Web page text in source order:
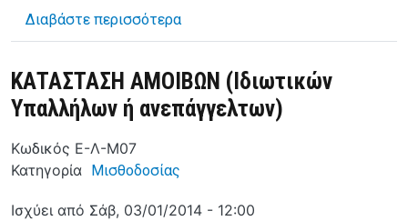
Διαβάστε περισσότεραγια το ΚΑΤΑΣΤΑΣΗ ΑΜΟΙΒΩΝ
ΚΑΤΑΣΤΑΣΗ ΑΜΟΙΒΩΝ (Ιδιωτικών
Υπαλλήλων ή ανεπάγγελτων)
Κωδικός Ε-Λ-Μ07
Κατηγορία Μισθοδοσίας
Ισχύει από Σάβ, 03/01/2014 - 12:00